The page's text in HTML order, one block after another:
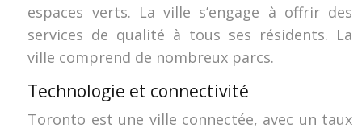
espaces verts. La ville s’engage à offrir des
services de qualité à tous ses résidents. La
ville comprend de nombreux parcs.
Technologie et connectivité
Toronto est une ville connectée, avec un taux